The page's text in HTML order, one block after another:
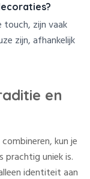
touch, zijn vaak
zijn, afhankelijk
en
kun je
prachtig uniek is.
identiteit aan